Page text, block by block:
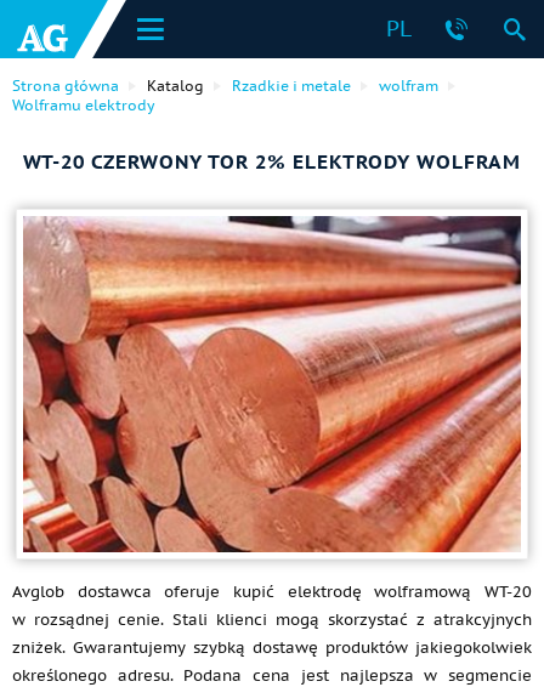
PL
Strona główna Katalog Rzadkie i metale
wolfram
Wolframu elektrody
WT-20 CZERWONY TOR 2% ELEKTRODY WOLFRAM
Avglob dostawca oferuje kupić elektrodę wolframową WT-20
w rozsądnej cenie. Stali klienci mogą skorzystać z atrakcyjnych
zniżek. Gwarantujemy szybką dostawę produktów jakiegokolwiek
określonego adresu. Podana cena jest najlepsza w segmencie